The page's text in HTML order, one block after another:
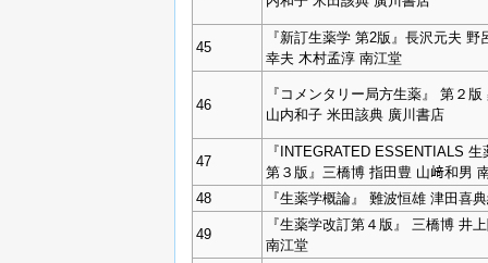
45
『新訂生薬学 第2版』長沢元夫 野
幸夫 木村孟淳 南江堂
46
『コメンタリー局方生薬』 第２版
山内和子 米田該典 廣川書店
47
『INTEGRATED ESSENTIALS 生
第３版』三橋博 指田豊 山﨑和男
48
『生薬学概論』 難波恒雄 津田喜
49
『生薬学改訂第４版』 三橋博 井
南江堂